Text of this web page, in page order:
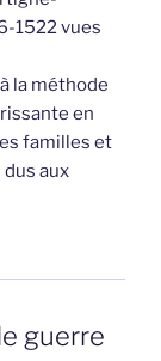
1522 vues
la méthode
en
familles et
aux
guerre